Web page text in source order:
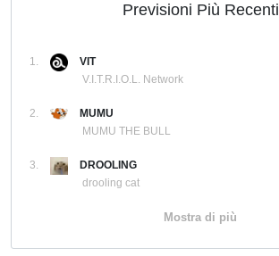
Previsioni Più Recenti
1.
VIT
V.I.T.R.I.O.L. Network
2.
MUMU
MUMU THE BULL
3.
DROOLING
drooling cat
Mostra di più